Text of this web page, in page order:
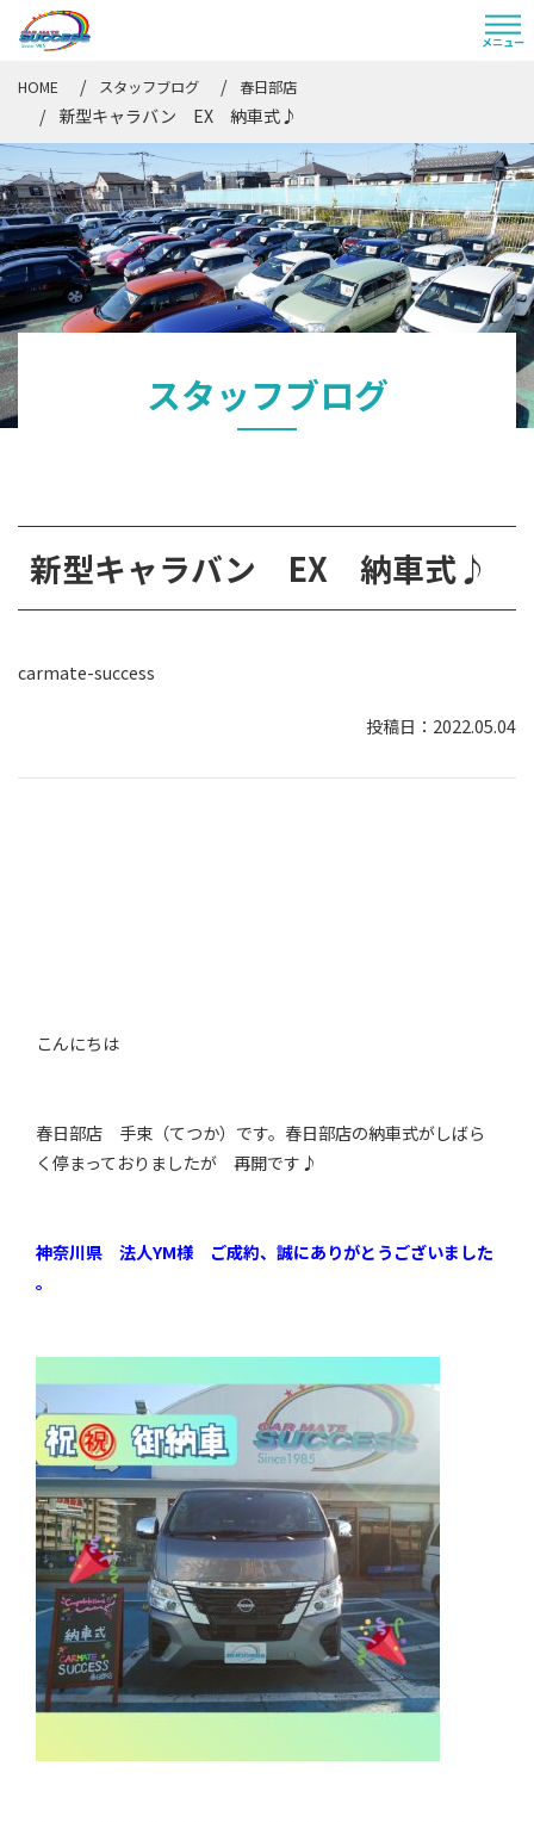
HOME スタッフブログ 春日部店
新型キャラバン EX 納車式♪
スタッフブログ
新型キャラバン EX 納車式♪
carmate-success
2022.05.04
こんにちは
春日部店 手束（てつか）です。春日部店の納車式がしばら
く停まっておりましたが 再開です♪
神奈川県 法人YM様 ご成約、誠にありがとうございました
。